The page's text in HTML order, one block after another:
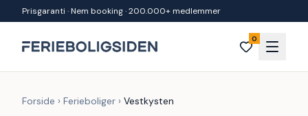
Spring til indhold
Prisgaranti · Nem booking · 200.000+ medlemmer
0
Forside › Ferieboliger › Vestkysten